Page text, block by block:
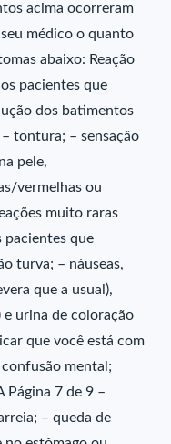
acima ocorreram
médico o quanto
abaixo: Reação
pacientes que
dos batimentos
tontura; – sensação
pele,
vermelhas ou
muito raras
pacientes que
turva; – náuseas,
que a usual),
e urina de coloração
que você está com
mental;
Página 7 de 9 –
– queda de